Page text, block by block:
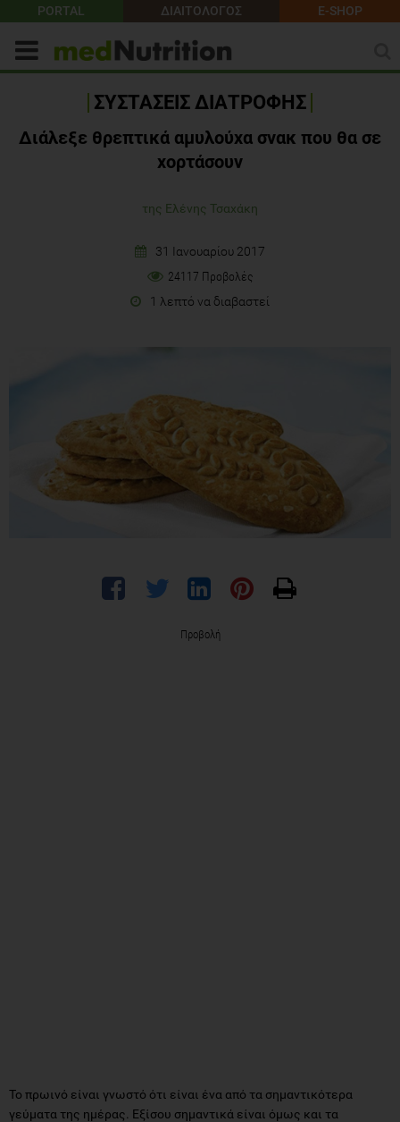
PORTAL ΔΙΑΙΤΟΛΟΓΟΣ E-SHOP
ΣΥΣΤΑΣΕΙΣ ΔΙΑΤΡΟΦΗΣ
Διάλεξε θρεπτικά αμυλούχα σνακ που θα σε
χορτάσουν
της Ελένης Τσαχάκη
31 Ιανουαρίου 2017
24117 Προβολές
1 λεπτό να διαβαστεί
Προβολή
Το πρωινό είναι γνωστό ότι είναι ένα από τα σημαντικότερα
γεύματα της ημέρας. Εξίσου σημαντικά είναι όμως και τα